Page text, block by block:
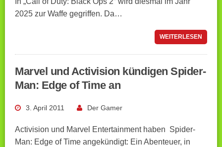
2025 zur Waffe gegriffen. Da…
WEITERLESEN
Marvel und Activision kündigen Spider-
Man: Edge of Time an
3. April 2011 Der Gamer
Activision und Marvel Entertainment haben Spider-
Man: Edge of Time angekündigt: Ein Abenteuer, in